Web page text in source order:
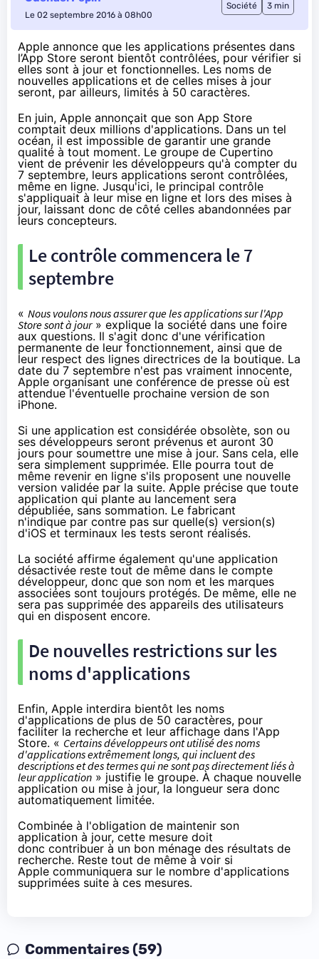
Le 02 septembre 2016 à 08h00
Société 3 min
Apple annonce que les applications présentes dans
l’App Store seront bientôt contrôlées, pour vérifier si
elles sont à jour et fonctionnelles. Les noms de
nouvelles applications et de celles mises à jour
seront, par ailleurs, limités à 50 caractères.
En juin, Apple annonçait que son App Store
comptait deux millions d'applications. Dans un tel
océan, il est impossible de garantir une grande
qualité à tout moment. Le groupe de Cupertino
vient de prévenir les développeurs qu'à compter du
7 septembre, leurs applications seront contrôlées,
même en ligne. Jusqu'ici, le principal contrôle
s'appliquait à leur mise en ligne et lors des mises à
jour, laissant donc de côté celles abandonnées par
leurs concepteurs.
Le contrôle commencera le 7
septembre
« Nous voulons nous assurer que les applications sur l'App
Store sont à jour» explique la société dans une foire
aux questions. Il s'agit donc d'une vérification
permanente de leur fonctionnement, ainsi que de
leur respect des lignes directrices de la boutique. La
date du 7 septembre n'est pas vraiment innocente,
Apple organisant une conférence de presse où est
attendue l'éventuelle prochaine version de son
iPhone.
Si une application est considérée obsolète, son ou
ses développeurs seront prévenus et auront 30
jours pour soumettre une mise à jour. Sans cela, elle
sera simplement supprimée. Elle pourra tout de
même revenir en ligne s'ils proposent une nouvelle
version validée par la suite. Apple précise que toute
application qui plante au lancement sera
dépubliée, sans sommation. Le fabricant
n'indique par contre pas sur quelle(s) version(s)
d'iOS et terminaux les tests seront réalisés.
La société affirme également qu'une application
désactivée reste tout de même dans le compte
développeur, donc que son nom et les marques
associées sont toujours protégés. De même, elle ne
sera pas supprimée des appareils des utilisateurs
qui en disposent encore.
De nouvelles restrictions sur les
noms d'applications
Enfin, Apple interdira bientôt les noms
d'applications de plus de 50 caractères, pour
faciliter la recherche et leur affichage dans l'App
Store. « Certains développeurs ont utilisé des noms
d'applications extrêmement longs, qui incluent des
descriptions et des termes qui ne sont pas directement liés à
leur application » justifie le groupe. À chaque nouvelle
application ou mise à jour, la longueur sera donc
automatiquement limitée.
Combinée à l'obligation de maintenir son
application à jour, cette mesure doit
donc contribuer à un bon ménage des résultats de
recherche. Reste tout de même à voir si
Apple communiquera sur le nombre d'applications
supprimées suite à ces mesures.
Commentaires (59)